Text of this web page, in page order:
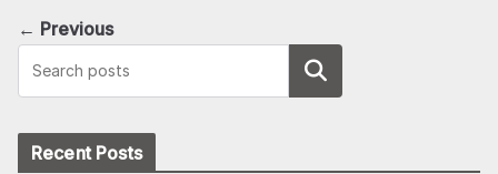
← Previous
Search
Recent Posts